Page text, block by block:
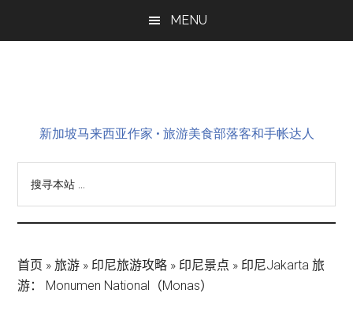
MENU
新加坡马来西亚作家 • 旅游美食部落客和手帐达人
首页 »旅游 » 印尼旅游攻略 » 印尼景点 » 印尼Jakarta 旅
游： Monumen National（Monas）